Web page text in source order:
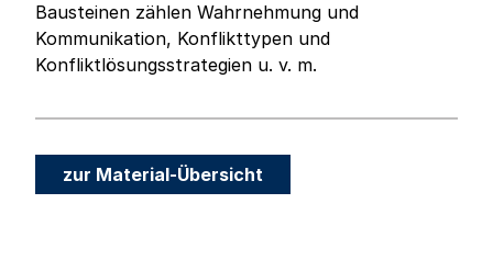
Bausteinen zählen Wahrnehmung und
Kommunikation, Konflikttypen und
Konfliktlösungsstrategien u. v. m.
zur Material-Übersicht